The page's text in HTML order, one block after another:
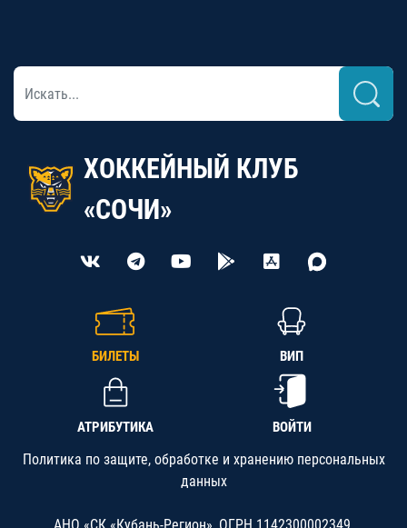
ХОККЕЙНЫЙ КЛУБ
«СОЧИ»
БИЛЕТЫ ВИП
АТРИБУТИКА ВОЙТИ
Политика по защите, обработке и хранению персональных
данных